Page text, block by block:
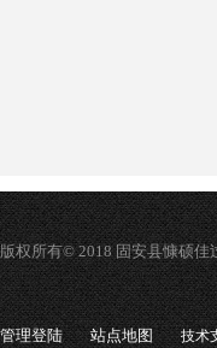
版权所有© 2018 固安县慷硕佳
管理登陆 站点地图 技术